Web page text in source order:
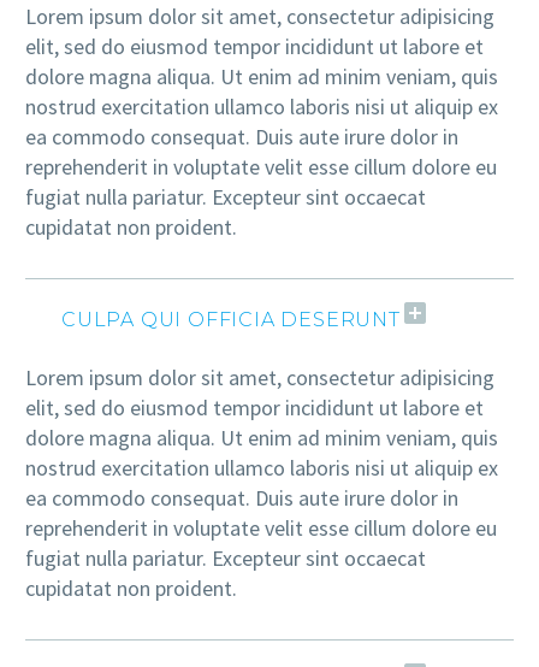
Lorem ipsum dolor sit amet, consectetur adipisicing
elit, sed do eiusmod tempor incididunt ut labore et
dolore magna aliqua. Ut enim ad minim veniam, quis
nostrud exercitation ullamco laboris nisi ut aliquip ex
ea commodo consequat. Duis aute irure dolor in
reprehenderit in voluptate velit esse cillum dolore eu
fugiat nulla pariatur. Excepteur sint occaecat
cupidatat non proident.
CULPA QUI OFFICIA DESERUNT
Lorem ipsum dolor sit amet, consectetur adipisicing
elit, sed do eiusmod tempor incididunt ut labore et
dolore magna aliqua. Ut enim ad minim veniam, quis
nostrud exercitation ullamco laboris nisi ut aliquip ex
ea commodo consequat. Duis aute irure dolor in
reprehenderit in voluptate velit esse cillum dolore eu
fugiat nulla pariatur. Excepteur sint occaecat
cupidatat non proident.